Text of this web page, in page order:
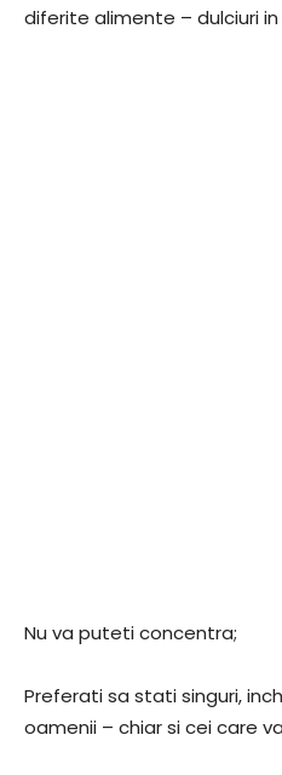
diferite alimente – dulciuri in
Nu va puteti concentra;
Preferati sa stati singuri,
oamenii – chiar si cei care